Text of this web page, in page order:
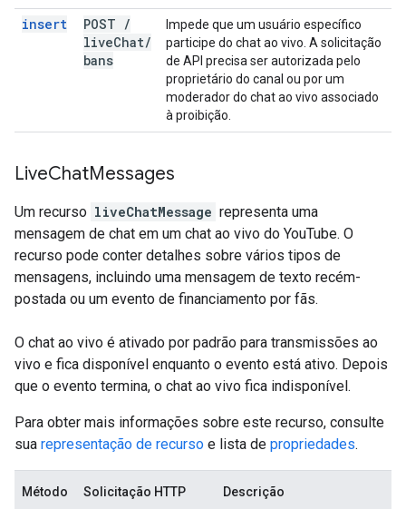
insert POST /
liveChat/
bans
Impede que um usuário específico
participe do chat ao vivo. A solicitação
de API precisa ser autorizada pelo
proprietário do canal ou por um
moderador do chat ao vivo associado
à proibição.
LiveChatMessages
Um recurso liveChatMessage representa uma
mensagem de chat em um chat ao vivo do YouTube. O
recurso pode conter detalhes sobre vários tipos de
mensagens, incluindo uma mensagem de texto recém-
postada ou um evento de financiamento por fãs.
O chat ao vivo é ativado por padrão para transmissões ao
vivo e fica disponível enquanto o evento está ativo. Depois
que o evento termina, o chat ao vivo fica indisponível.
Para obter mais informações sobre este recurso, consulte
sua representação de recurso e lista de propriedades.
Método Solicitação HTTP Descrição